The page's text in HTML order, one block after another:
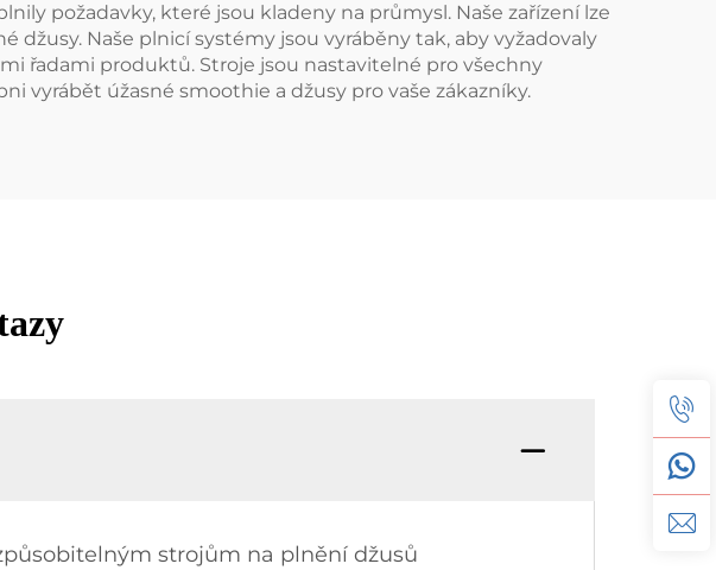
požadavky, které jsou kladeny na průmysl. Naše zařízení lze
Naše plnicí systémy jsou vyráběny tak, aby vyžadovaly
řadami produktů. Stroje jsou nastavitelné pro všechny
vyrábět úžasné smoothie a džusy pro vaše zákazníky.
strojům na plnění džusů